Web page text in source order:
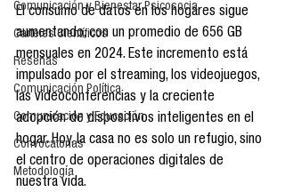
Comunicación y Bienestar Psicosocia
Carteles Científicos
Reseñas
Comunicación Política
Comunicación y Educación
Convocatorias
Metodología
El consumo de datos en los hogares sigue
aumentando, con un promedio de 656 GB
mensuales en 2024. Este incremento está
impulsado por el streaming, los videojuegos,
las videoconferencias y la creciente
adopción de dispositivos inteligentes en el
hogar. Hoy, la casa no es solo un refugio, sino
el centro de operaciones digitales de
nuestra vida.